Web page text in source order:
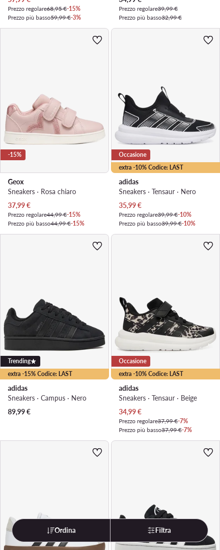
Prezzo regolare68,95 €-15%
Prezzo più basso59,99 €-3%
Prezzo regolare39,99 €
Prezzo più basso32,99 €
-15%
Geox
Sneakers · Rosa chiaro
Prezzo attuale
37,99€
Prezzo regolare44,99 €-15%
Prezzo più basso44,99 €-15%
extra -10% Codice: LAST
Occasione
adidas
Sneakers · Tensaur · Nero
Prezzo attuale
35,99€
Prezzo regolare39,99 €-10%
Prezzo più basso39,99 €-10%
extra -15% Codice: LAST
Trending
adidas
Sneakers · Campus · Nero
89,99€
extra -10% Codice: LAST
Occasione
adidas
Sneakers · Tensaur · Beige
Prezzo attuale
34,99€
Prezzo regolare37,99 €-7%
Prezzo più basso37,99 €-7%
Ordina Filtra